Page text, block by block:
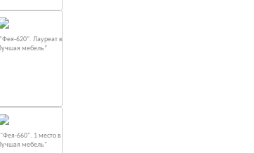
620". Лауреат в
мебель”
"Фея-660". 1 место в
мебель"